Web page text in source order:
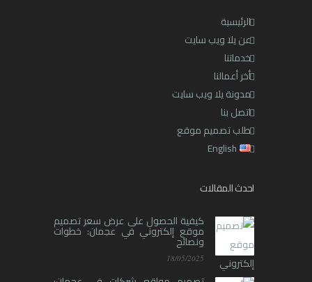
الرئيسية
عن يلا ويب سايت
خدماتنا
أخر أعمالنا
مدونة يلا ويب سايت
اتصل بنا
طلب تصميم موقع
English
احدث المقالات
كيفية الحصول على عرض سعر تصميم
موقع إلكتروني في عجمان: خطوات
ونصائح
18/05/2025